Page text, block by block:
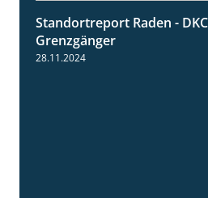
Standortreport Raden -
Grenzgänger
28.11.2024